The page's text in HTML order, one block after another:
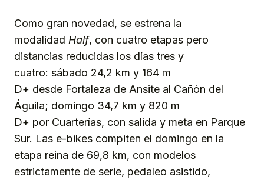
Como gran novedad, se estrena la
modalidad Half, con cuatro etapas pero
distancias reducidas los días tres y
cuatro: sábado 24,2 km y 164 m
D+ desde Fortaleza de Ansite al Cañón del
Águila; domingo 34,7 km y 820 m
D+ por Cuarterías, con salida y meta en Parque
Sur. Las e-bikes compiten el domingo en la
etapa reina de 69,8 km, con modelos
estrictamente de serie, pedaleo asistido,